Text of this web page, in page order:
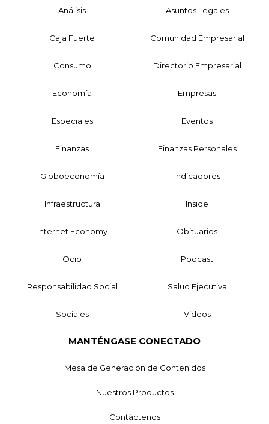
Análisis Asuntos Legales
Caja Fuerte Comunidad Empresarial
Consumo Directorio Empresarial
Economía Empresas
Especiales Eventos
Finanzas Finanzas Personales
Globoeconomía Indicadores
Infraestructura Inside
Internet Economy Obituarios
Ocio Podcast
Responsabilidad Social Salud Ejecutiva
Sociales Videos
MANTÉNGASE CONECTADO
Mesa de Generación de Contenidos
Nuestros Productos
Contáctenos